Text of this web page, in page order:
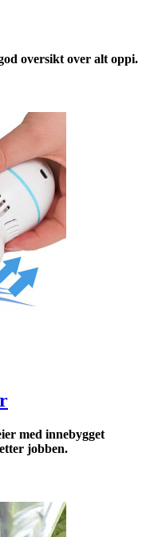
oversikt over alt oppi.
med innebygget
jobben.